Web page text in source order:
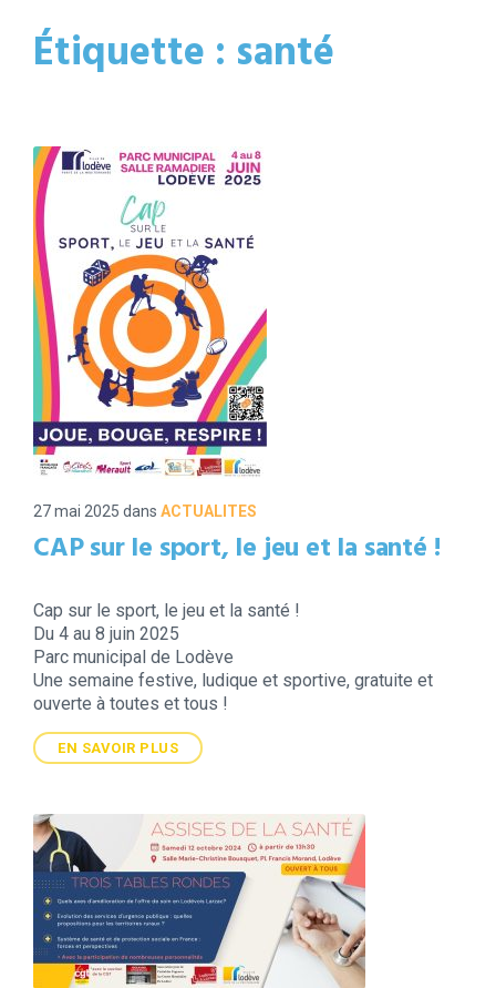
Étiquette : santé
27 mai 2025 dans ACTUALITES
CAP sur le sport, le jeu et la santé !
Cap sur le sport, le jeu et la santé !
Du 4 au 8 juin 2025
Parc municipal de Lodève
Une semaine festive, ludique et sportive, gratuite et
ouverte à toutes et tous !
EN SAVOIR PLUS